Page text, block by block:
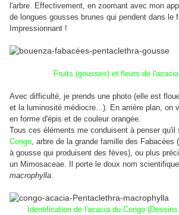
l'arbre. Effectivement, en zoomant avec mon
de longues gousses brunes qui pendent dans le
Impressionnant !
Fruits (gousses) et fleurs de
Avec difficulté, je prends une photo (elle est
et la luminosité médiocre...). En arrière plan, on
en forme d'épis et de couleur orangée.
Tous ces éléments me conduisent à penser qu'il
Congo, arbre de la grande famille des Fabacées
à gousse qui produisent des fèves), ou plus
un Mimosaceae.
Il porte le doux nom
macrophylla.
Identification de l'acacia du Congo